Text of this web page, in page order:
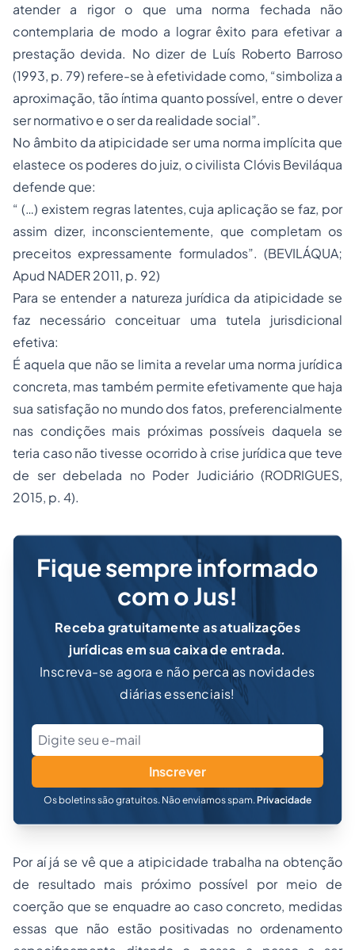
atender a rigor o que uma norma fechada não
contemplaria de modo a lograr êxito para efetivar a
prestação devida. No dizer de Luís Roberto Barroso
(1993, p. 79) refere-se à efetividade como, “simboliza a
aproximação, tão íntima quanto possível, entre o dever
ser normativo e o ser da realidade social”.
No âmbito da atipicidade ser uma norma implícita que
elastece os poderes do juiz, o civilista Clóvis Beviláqua
defende que:
“ (…) existem regras latentes, cuja aplicação se faz, por
assim dizer, inconscientemente, que completam os
preceitos expressamente formulados”. (BEVILÁQUA;
Apud NADER 2011, p. 92)
Para se entender a natureza jurídica da atipicidade se
faz necessário conceituar uma tutela jurisdicional
efetiva:
É aquela que não se limita a revelar uma norma jurídica
concreta, mas também permite efetivamente que haja
sua satisfação no mundo dos fatos, preferencialmente
nas condições mais próximas possíveis daquela se
teria caso não tivesse ocorrido à crise jurídica que teve
de ser debelada no Poder Judiciário (RODRIGUES,
2015, p. 4).
Fique sempre informado
com o Jus!
Receba gratuitamente as atualizações
jurídicas em sua caixa de entrada.
Inscreva-se agora e não perca as novidades
diárias essenciais!
Inscrever
Os boletins são gratuitos. Não enviamos spam. Privacidade
Por aí já se vê que a atipicidade trabalha na obtenção
de resultado mais próximo possível por meio de
coerção que se enquadre ao caso concreto, medidas
essas que não estão positivadas no ordenamento